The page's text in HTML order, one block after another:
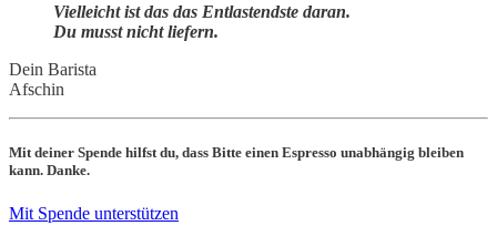
Vielleicht ist das das Entlastendste daran.
Du musst nicht liefern.
Dein Barista
Afschin
Mit deiner Spende hilfst du, dass Bitte einen Espresso unabhängig bleiben
kann. Danke.
Mit Spende unterstützen